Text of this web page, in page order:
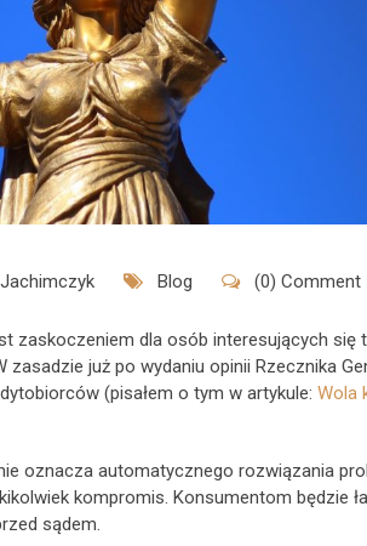
Blog (0) Comment
zaskoczeniem dla osób interesujących się
już po wydaniu opinii Rzecznika
(pisałem o tym w artykule: Wola
oznacza automatycznego rozwiązania
kompromis. Konsumentom będzie
sądem.